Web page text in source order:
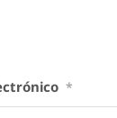
*